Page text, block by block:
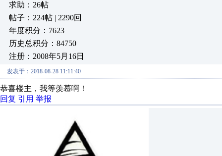
求助：26帖
帖子：224帖 | 2290回
年度积分：7623
历史总积分：84750
注册：2008年5月16日
发表于：2018-08-28 11:11:40
恭喜楼主，我等羡慕啊！
回复 引用 举报